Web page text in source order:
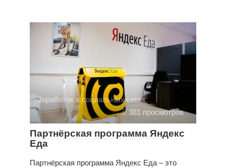
Заработок в социальных сетях
381 просмотров
Партнёрская программа Яндекс
Еда
Партнёрская программа Яндекс Еда – это